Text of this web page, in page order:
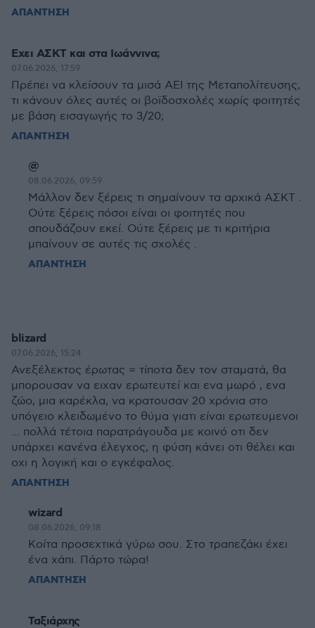
ΑΠΑΝΤΗΣΗ
Εχει ΑΣΚΤ και στα Ιωάννινα;
07.06.2026, 17:59
Πρέπει να κλείσουν τα μισά ΑΕΙ της Μεταπολίτευσης,
τι κάνουν όλες αυτές οι βοϊδοσχολές χωρίς φοιτητές
με βάση εισαγωγής το 3/20;
ΑΠΑΝΤΗΣΗ
@
08.06.2026, 09:59
Μάλλον δεν ξέρεις τι σημαίνουν τα αρχικά ΑΣΚΤ .
Ούτε ξέρεις πόσοι είναι οι φοιτητές που
σπουδάζουν εκεί. Ούτε ξέρεις με τι κριτήρια
μπαίνουν σε αυτές τις σχολές .
ΑΠΑΝΤΗΣΗ
blizard
07.06.2026, 15:24
Ανεξέλεκτος έρωτας = τίποτα δεν τον σταματά, θα
μπορουσαν να ειχαν ερωτευτεί και ενα μωρό , ενα
ζώο, μια καρέκλα, να κρατουσαν 20 χρόνια στο
υπόγειο κλειδωμένο το θύμα γιατι είναι ερωτευμενοι
... πολλά τέτοια παρατράγουδα με κοινό οτι δεν
υπάρχει κανένα έλεγχος, η φύση κάνει οτι θέλει και
οχι η λογική και ο εγκέφαλος.
ΑΠΑΝΤΗΣΗ
wizard
08.06.2026, 09:18
Κοίτα προσεχτικά γύρω σου. Στο τραπεζάκι έχει
ένα χάπι. Πάρτο τώρα!
ΑΠΑΝΤΗΣΗ
Ταξιάρχης